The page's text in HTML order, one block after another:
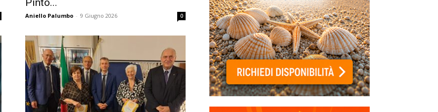
Pinto...
Aniello Palumbo - 9 Giugno 2026 0